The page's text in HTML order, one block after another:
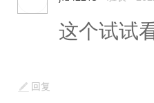
这个试试
回复